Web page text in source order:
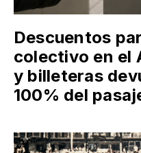
Descuentos
colectivo en el
y billeteras
100% del